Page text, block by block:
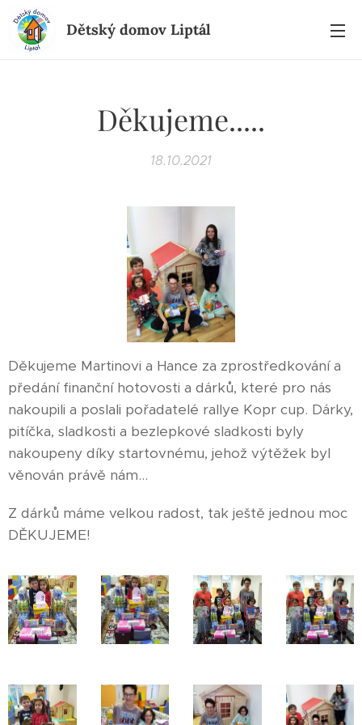
Dětský domov Liptál
Děkujeme.....
18.10.2021
Děkujeme Martinovi a Hance za zprostředkování a
předání finanční hotovosti a dárků, které pro nás
nakoupili a poslali pořadatelé rallye Kopr cup. Dárky,
pitíčka, sladkosti a bezlepkové sladkosti byly
nakoupeny díky startovnému, jehož výtěžek byl
věnován právě nám...
Z dárků máme velkou radost, tak ještě jednou moc
DĚKUJEME!